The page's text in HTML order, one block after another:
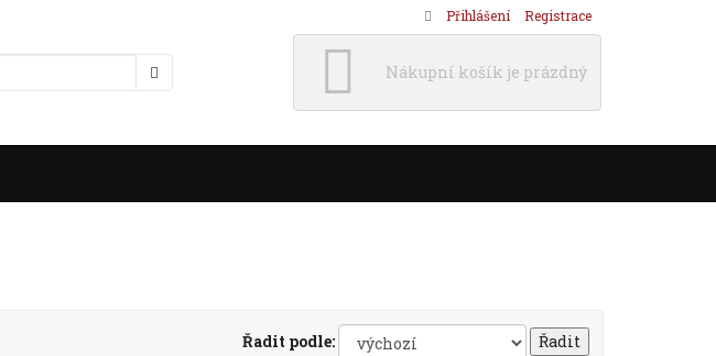
Nákupní košík je prázdný
Řadit podle:
Přihlášení Registrace